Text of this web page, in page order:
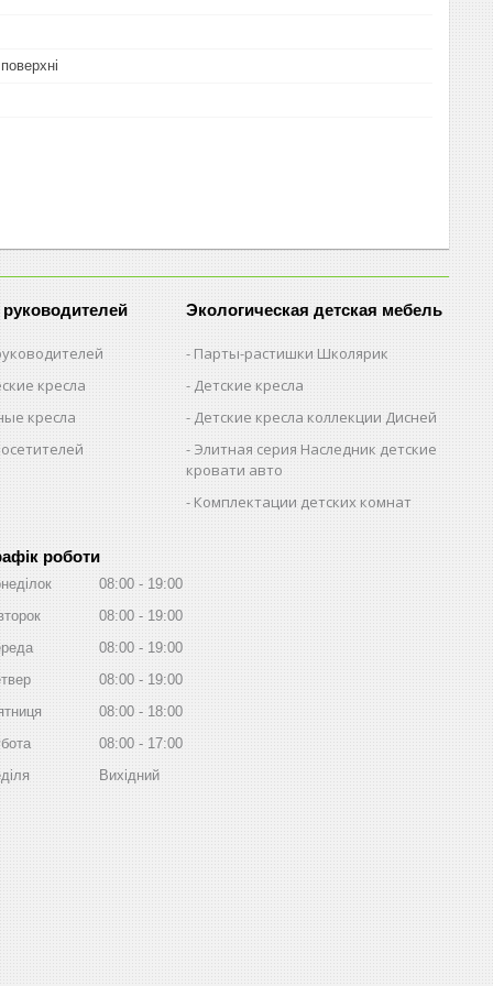
кресла
кресла
Экологическая детская мебель
Парты-растишки Школярик
Детские кресла
Детские кресла коллекции Дисней
Элитная серия Наследник детские
кровати авто
Комплектации детских комнат
роботи
08:00
19:00
08:00
19:00
08:00
19:00
08:00
19:00
08:00
18:00
08:00
17:00
Вихідний